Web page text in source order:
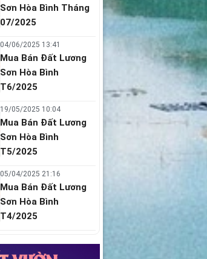
Sơn Hòa Bình Tháng
07/2025
04/06/2025 13:41
Mua Bán Đất Lương
Sơn Hòa Bình
T6/2025
19/05/2025 10:04
Mua Bán Đất Lương
Sơn Hòa Bình
T5/2025
05/04/2025 21:16
Mua Bán Đất Lương
Sơn Hòa Bình
T4/2025